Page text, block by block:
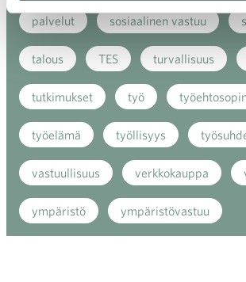
palvelut sosiaalinen vastuu
talous TES turvallisuus
tutkimukset työ
työelämä työllisyys
vastuullisuus verkkokauppa
ympäristö ympäristövastuu